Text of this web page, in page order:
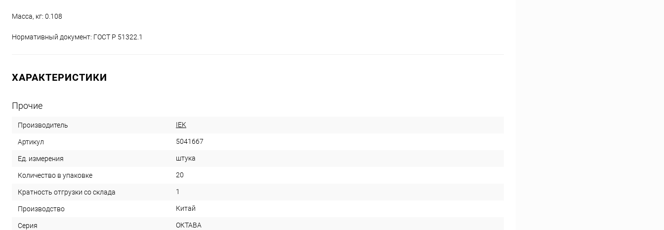
Масса, кг: 0.108
Нормативный документ: ГОСТ Р 51322.1
ХАРАКТЕРИСТИКИ
Прочие
Производитель IEK
Артикул 5041667
Ед. измерения штука
Количество в упаковке 20
Кратность отгрузки со склада 1
Производство Китай
Серия ОКТАВА